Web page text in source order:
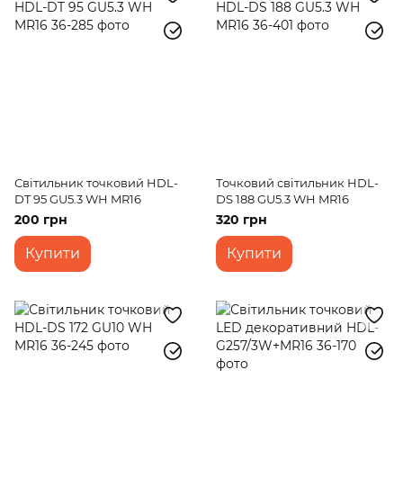
Світильник точковий HDL-
DT 95 GU5.3 WH MR16
200 грн
Купити
Точковий світильник HDL-
DS 188 GU5.3 WH MR16
320 грн
Купити